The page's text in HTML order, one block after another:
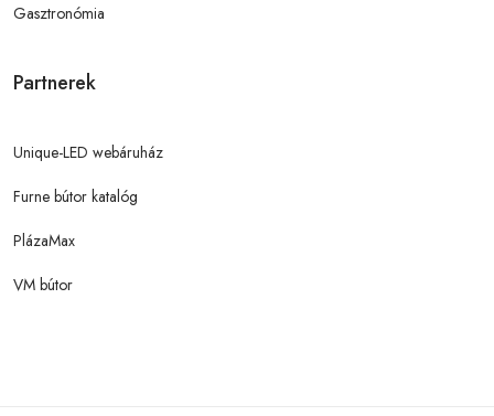
Gasztronómia
Partnerek
Unique-LED webáruház
Furne bútor katalóg
PlázaMax
VM bútor